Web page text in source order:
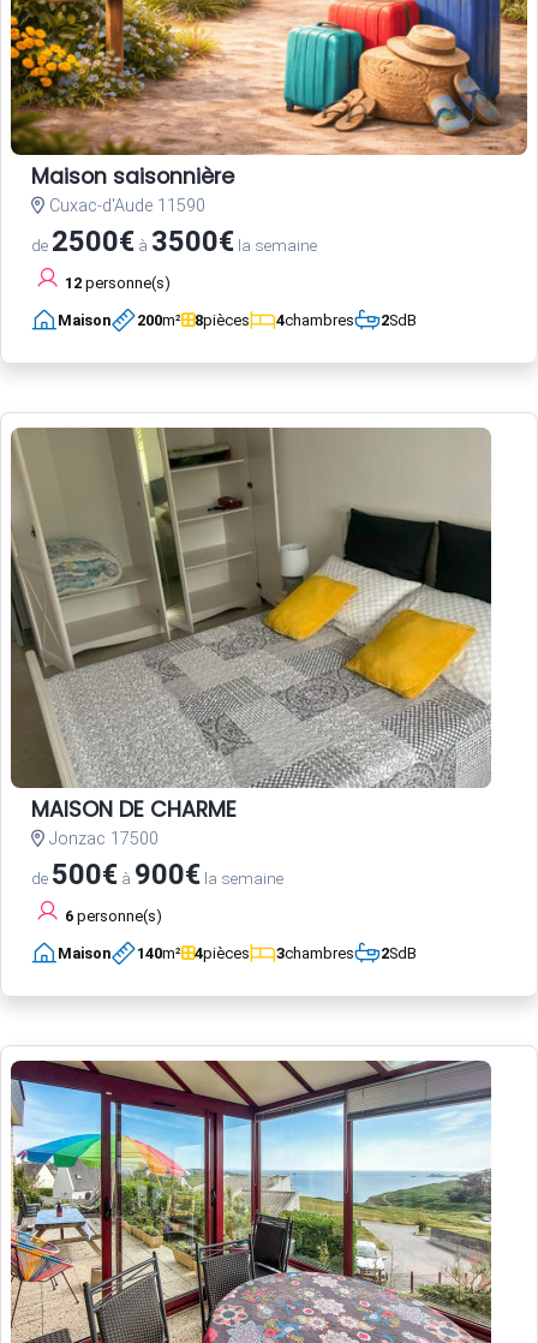
Maison saisonnière
Cuxac-d'Aude 11590
de 2500€ à 3500€ la semaine
12 personne(s)
Maison 200m² 8pièces 4chambres 2SdB
MAISON DE CHARME
Jonzac 17500
de 500€ à 900€ la semaine
6 personne(s)
Maison 140m² 4pièces 3chambres 2SdB